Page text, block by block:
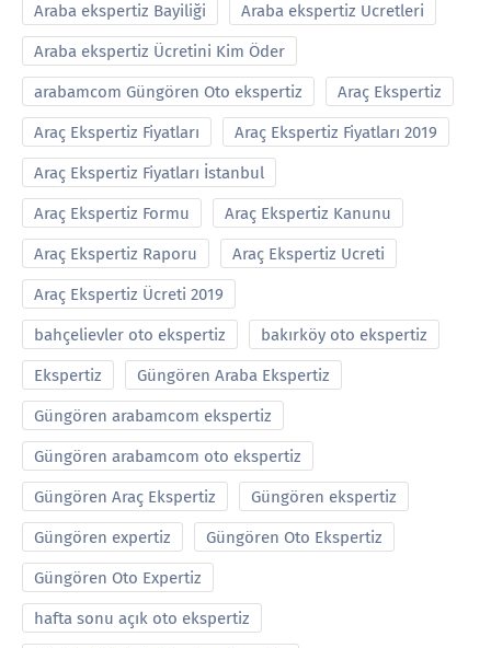
Araba ekspertiz Bayiliği Araba ekspertiz Ucretleri
Araba ekspertiz Ücretini Kim Öder
arabamcom Güngören Oto ekspertiz Araç Ekspertiz
Araç Ekspertiz Fiyatları Araç Ekspertiz Fiyatları 2019
Araç Ekspertiz Fiyatları İstanbul
Araç Ekspertiz Formu Araç Ekspertiz Kanunu
Araç Ekspertiz Raporu Araç Ekspertiz Ucreti
Araç Ekspertiz Ücreti 2019
bahçelievler oto ekspertiz bakırköy oto ekspertiz
Ekspertiz Güngören Araba Ekspertiz
Güngören arabamcom ekspertiz
Güngören arabamcom oto ekspertiz
Güngören Araç Ekspertiz Güngören ekspertiz
Güngören expertiz Güngören Oto Ekspertiz
Güngören Oto Expertiz
hafta sonu açık oto ekspertiz